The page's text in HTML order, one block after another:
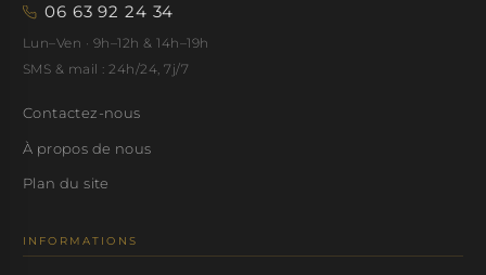
06 63 92 24 34
Lun–Ven · 9h–12h & 14h–19h
SMS & mail : 24h/24, 7j/7
Contactez-nous
À propos de nous
Plan du site
INFORMATIONS